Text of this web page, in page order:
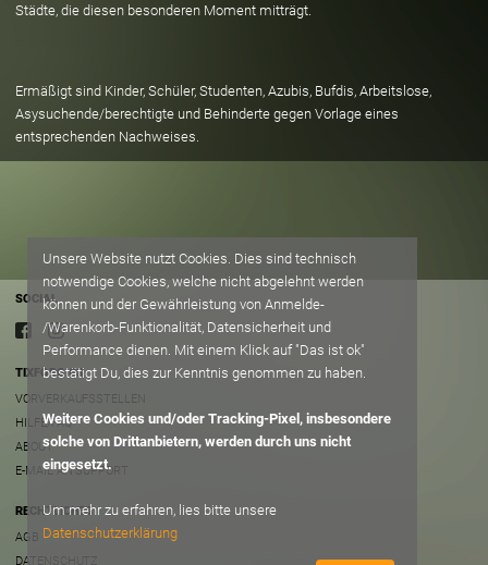
Städte, die diesen besonderen Moment mitträgt.
Ermäßigt sind Kinder, Schüler, Studenten, Azubis, Bufdis, Arbeitslose,
Asysuchende/berechtigte und Behinderte gegen Vorlage eines
entsprechenden Nachweises.
SOCIAL
TIXFORGIGS
VORVERKAUFSSTELLEN
HILFE/FAQ
ABOUT
E-MAIL AN SUPPORT
RECHTLICHES
AGB
DATENSCHUTZ
Unsere Website nutzt Cookies. Dies sind technisch
notwendige Cookies, welche nicht abgelehnt werden
können und der Gewährleistung von Anmelde-
/Warenkorb-Funktionalität, Datensicherheit und
Performance dienen. Mit einem Klick auf "Das ist ok"
bestätigt Du, dies zur Kenntnis genommen zu haben.
Weitere Cookies und/oder Tracking-Pixel, insbesondere
solche von Drittanbietern, werden durch uns nicht
eingesetzt.
Um mehr zu erfahren, lies bitte unsere
Datenschutzerklärung